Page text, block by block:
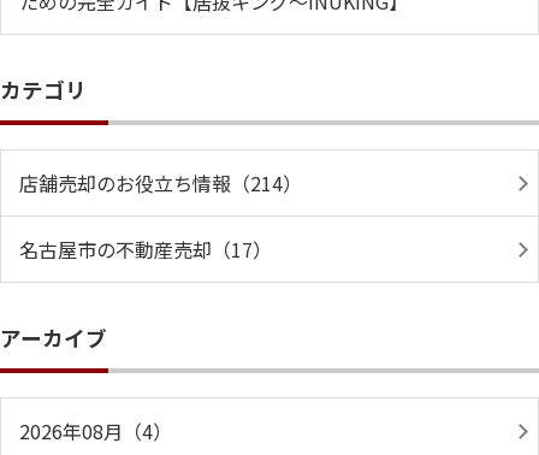
カテゴリ
店舗売却のお役立ち情報（214）
名古屋市の不動産売却（17）
アーカイブ
2026年08月（4）